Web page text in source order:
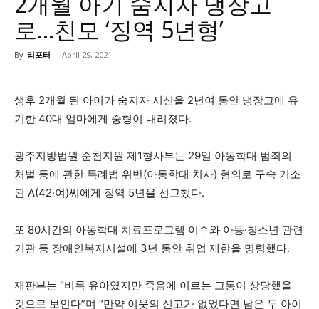
로…친모 ‘징역 5년형’
By 리포터 - April 29, 2021
생후 2개월 된 아이가 숨지자 시신을 2년여 동안 냉장고에 유
기한 40대 엄마에게 중형이 내려졌다.
광주지방법원 순천지원 제1형사부는 29일 아동학대 범죄의
처벌 등에 관한 특례법 위반(아동학대 치사) 혐의로 구속 기소
된 A(42·여)씨에게 징역 5년을 선고했다.
또 80시간의 아동학대 치료프로그램 이수와 아동·청소년 관련
기관 등 장애인복지시설에 3년 동안 취업 제한을 명령했다.
재판부는 “비록 유아였지만 죽음에 이르는 고통이 상당했을
것으로 보인다”며 “만약 이웃의 신고가 없었다면 남은 두 아이